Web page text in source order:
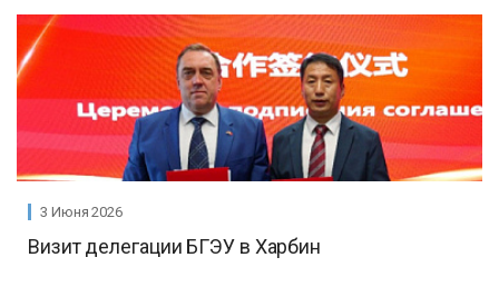
3 Июня 2026
Визит делегации БГЭУ в Харбин